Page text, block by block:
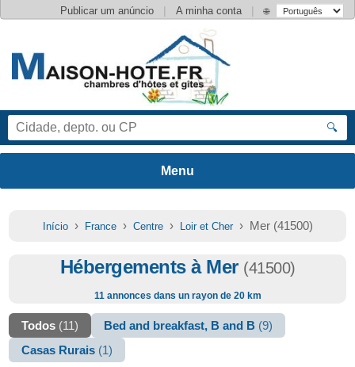
Publicar um anúncio | A minha conta | 🌐
🔍
Início› France› Centre› Loir et Cher› Mer (41500)
Hébergements à Mer (41500)
11 annonces dans un rayon de 20 km
Todos (11) Bed and breakfast, B and B (9)
Casas Rurais (1)